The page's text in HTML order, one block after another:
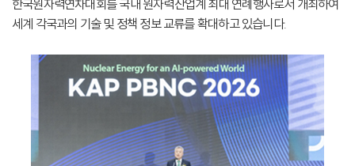
한국원자력연차대회를 국내 원자력산업계 최대 연례행사로서 개최하여
세계 각국과의 기술 및 정책 정보 교류를 확대하고 있습니다.